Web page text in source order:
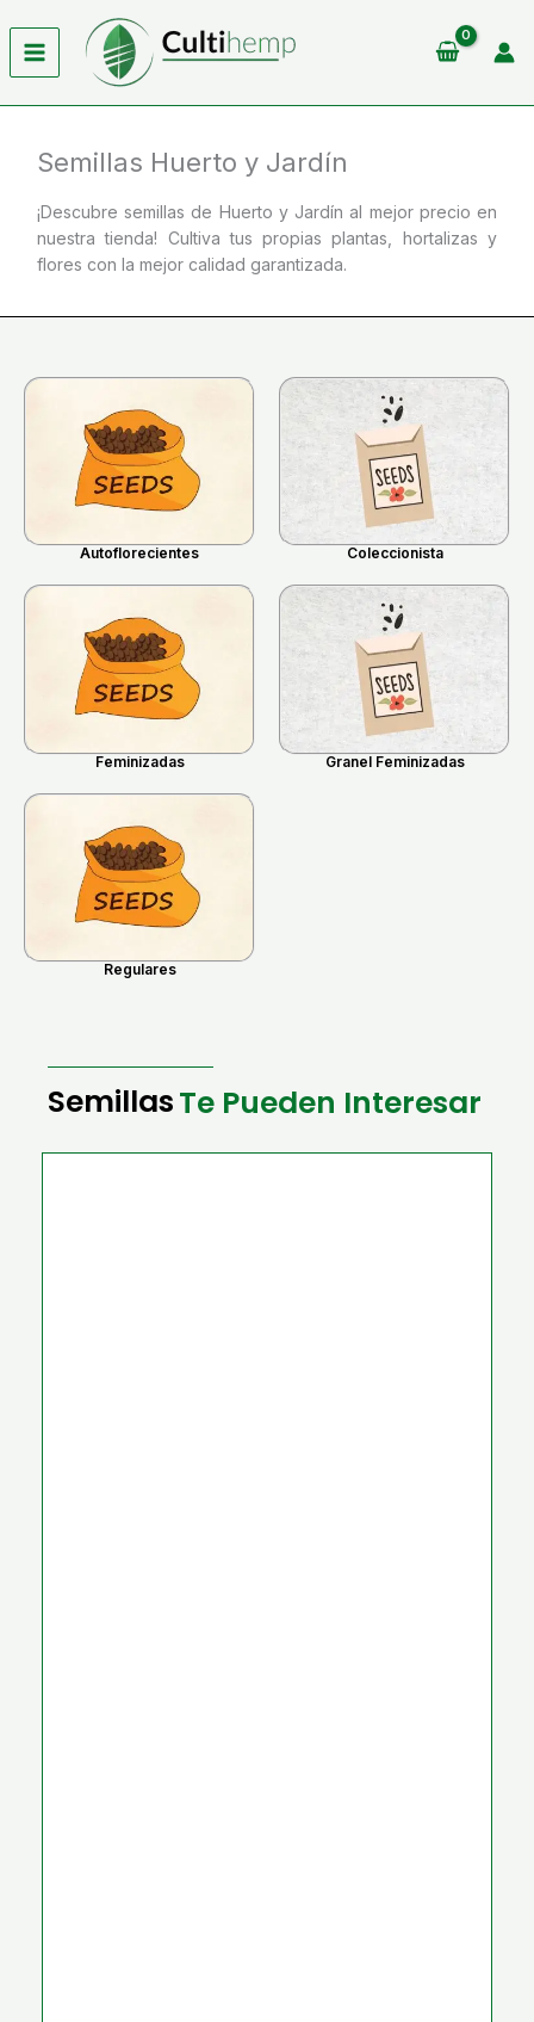
contenido
Semillas Huerto y Jardín
¡Descubre semillas de Huerto y Jardín al mejor precio en
nuestra tienda! Cultiva tus propias plantas, hortalizas y
flores con la mejor calidad garantizada.
Autoflorecientes Coleccionista
Feminizadas Granel Feminizadas
Regulares
SemillasTe Pueden Interesar